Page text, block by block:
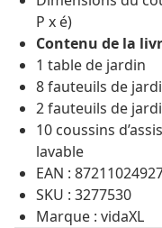
P x é)
Contenu de la
1 table de jardin
8 fauteuils de
2 fauteuils de
10 coussins
lavable
EAN :
SKU : 3277530
Marque : vidaXL